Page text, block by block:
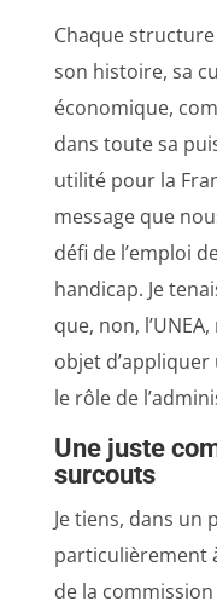
Chaque
son histoire, sa
économique,
dans toute sa
utilité pour la
message que
défi de l’emploi
handicap. Je
que, non,
objet
le rôle de
Une juste
surcouts
Je tiens, dans
particulièrement
de la